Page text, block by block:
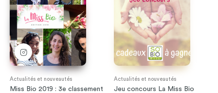
Actualités et nouveautés
Miss Bio 2019 : 3e classement
Actualités et nouveautés
Jeu concours La Miss Bio